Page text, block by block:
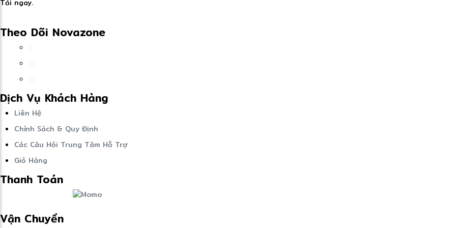
Tải ngay.
Theo Dõi Novazone
Dịch Vụ Khách Hàng
Liên Hệ
Chính Sách & Quy Định
Các Câu Hỏi Trung Tâm Hỗ Trợ
Giỏ Hàng
Thanh Toán
Vận Chuyển